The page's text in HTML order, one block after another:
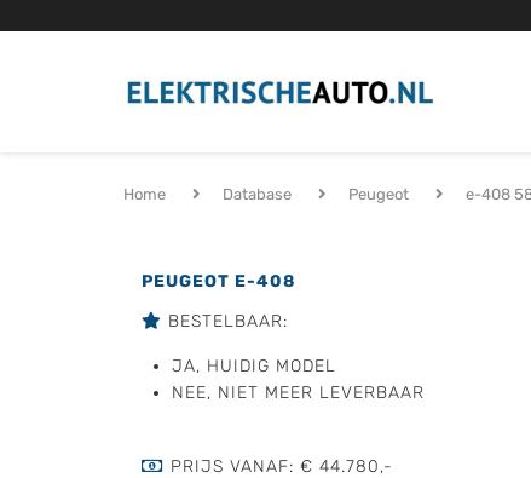
Home Database Peugeot e-408
PEUGEOT E-408
BESTELBAAR:
JA, HUIDIG MODEL
NEE, NIET MEER LEVERBAAR
PRIJS VANAF: € 44.780,-